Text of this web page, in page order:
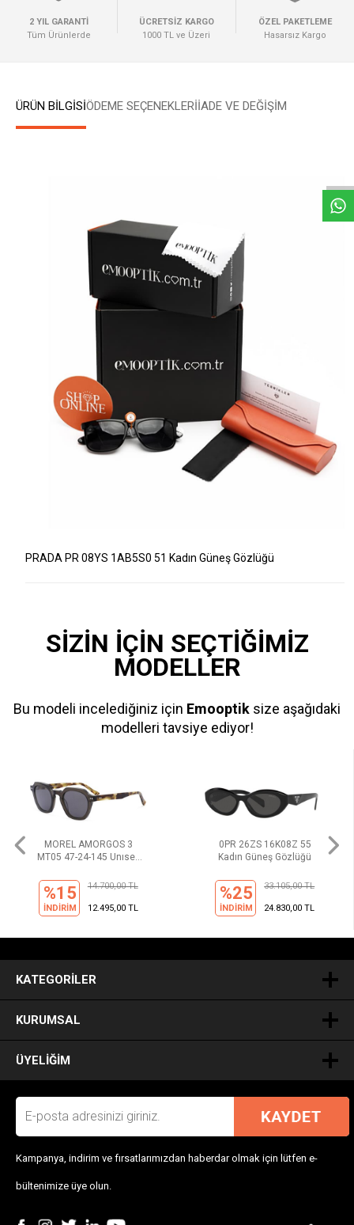
2 YIL GARANTİ
Tüm Ürünlerde
ÜCRETSİZ KARGO
1000 TL ve Üzeri
ÖZEL PAKETLEME
Hasarsız Kargo
ÜRÜN BİLGİSİÖDEME SEÇENEKLERIİADE VE DEĞİŞİM
PRADA PR 08YS 1AB5S0 51 Kadın Güneş Gözlüğü
SİZİN İÇİN SEÇTİĞİMİZ
MODELLER
Bu modeli incelediğiniz için Emooptik size aşağıdaki
modelleri tavsiye ediyor!
MOREL AMORGOS 3
MT05 47-24-145 Unısex
%15
İNDİRİM
14.700,00 TL
12.495,00 TL
0PR 26ZS 16K08Z 55
Kadın Güneş Gözlüğü
%25
İNDİRİM
33.105,00 TL
24.830,00 TL
KATEGORILER
KURUMSAL
ÜYELIĞIM
Kampanya, indirim ve fırsatlarımızdan haberdar olmak için lütfen e-
bültenimize üye olun.